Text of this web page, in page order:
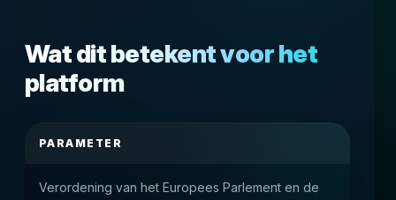
Wat dit betekent voor het
platform
PARAMETER
Verordening van het Europees Parlement en de